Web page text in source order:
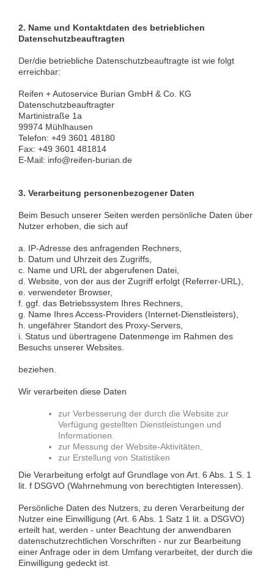
2. Name und Kontaktdaten des betrieblichen
Datenschutzbeauftragten
Der/die betriebliche Datenschutzbeauftragte ist wie folgt
erreichbar:
Reifen + Autoservice Burian GmbH & Co. KG
Datenschutzbeauftragter
Martinistraße 1a
99974 Mühlhausen
Telefon: +49 3601 48180
Fax: +49 3601 481814
E-Mail: info@reifen-burian.de
3. Verarbeitung personenbezogener Daten
Beim Besuch unserer Seiten werden persönliche Daten über
Nutzer erhoben, die sich auf
a. IP-Adresse des anfragenden Rechners,
b. Datum und Uhrzeit des Zugriffs,
c. Name und URL der abgerufenen Datei,
d. Website, von der aus der Zugriff erfolgt (Referrer-URL),
e. verwendeter Browser,
f. ggf. das Betriebssystem Ihres Rechners,
g. Name Ihres Access-Providers (Internet-Dienstleisters),
h. ungefährer Standort des Proxy-Servers,
i. Status und übertragene Datenmenge im Rahmen des
Besuchs unserer Websites.
beziehen.
Wir verarbeiten diese Daten
zur Verbesserung der durch die Website zur
Verfügung gestellten Dienstleistungen und
Informationen.
zur Messung der Website-Aktivitäten,
zur Erstellung von Statistiken
Die Verarbeitung erfolgt auf Grundlage von Art. 6 Abs. 1 S. 1
lit. f DSGVO (Wahrnehmung von berechtigten Interessen).
Persönliche Daten des Nutzers, zu deren Verarbeitung der
Nutzer eine Einwilligung (Art. 6 Abs. 1 Satz 1 lit. a DSGVO)
erteilt hat, werden - unter Beachtung der anwendbaren
datenschutzrechtlichen Vorschriften - nur zur Bearbeitung
einer Anfrage oder in dem Umfang verarbeitet, der durch die
Einwilligung gedeckt ist.